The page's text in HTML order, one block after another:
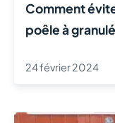
Comment
poêle à
24 février 2024